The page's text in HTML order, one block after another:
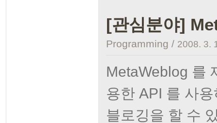
[관심분야]
Programming / 2008. 3.
MetaWeblog 를
용한 API 를 사
블로깅을 할 수